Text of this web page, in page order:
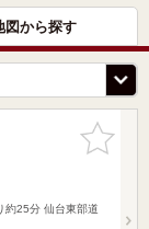
図から探す
お気に入
りに追加
約25分 仙台東部道